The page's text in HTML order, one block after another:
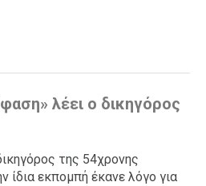
λέει ο δικηγόρος
της 54χρονης
ίδια εκπομπή έκανε λόγο για